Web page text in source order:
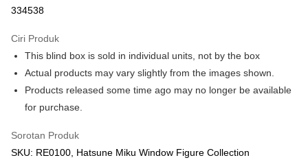
Boost
GrabPay
Rumah penghantaran
Kadar Penghantaran
Rumah penghantaran
Kedai pickup
Penghantaran percuma
334538
Ciri Produk
This blind box is sold in individual units, not by the box
Actual products may vary slightly from the images shown.
Products released some time ago may no longer be available
for purchase.
Sorotan Produk
SKU: RE0100, Hatsune Miku Window Figure Collection